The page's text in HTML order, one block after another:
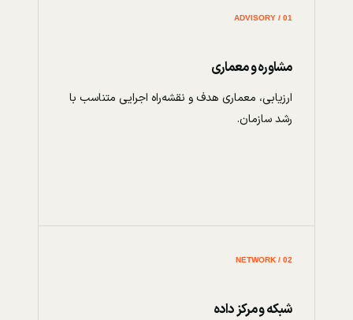
01 / ADVISORY
مشاوره و معماری
ارزیابی، معماری هدف و نقشه‌راه اجرایی متناسب با
رشد سازمان.
02 / NETWORK
شبکه و مرکز داده